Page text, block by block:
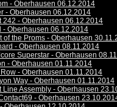
- Oberhausen 06.12.2014
- Oberhausen 06.12.2014
242 - Oberhausen 06.12.2014
- Oberhausen 06.12.2014
of the Proms - Oberhausen
- Oberhausen 08.11.2014
Superstar - Oberhausen
- Oberhausen 01.11.2014
- Oberhausen 01.11.2014
Way - Oberhausen 01.11.2014
Line Assembly - Oberhausen
- Oberhausen